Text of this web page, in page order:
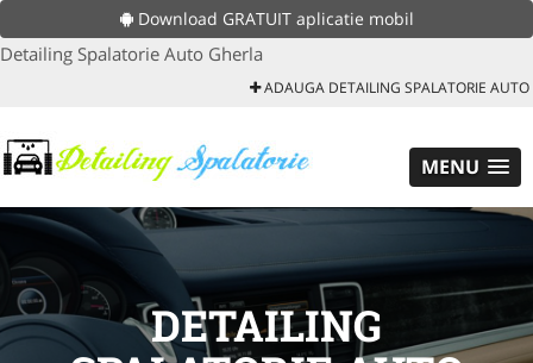
Download GRATUIT aplicatie mobil
Detailing Spalatorie Auto Gherla
ADAUGA DETAILING SPALATORIE AUTO
MENU
DETAILING